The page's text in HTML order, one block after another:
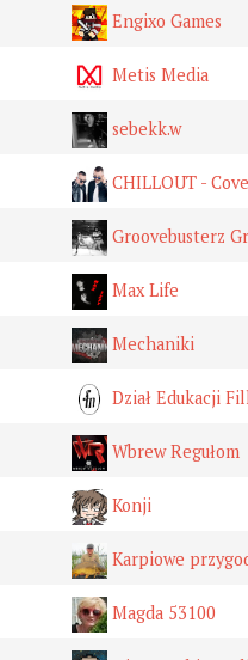
Engixo Games
Metis Media
sebekk.w
CHILLOUT -
Groovebusterz
Max Life
Mechaniki
Dział Edukacji
Wbrew Regułom
Konji
Karpiowe
Magda 53100